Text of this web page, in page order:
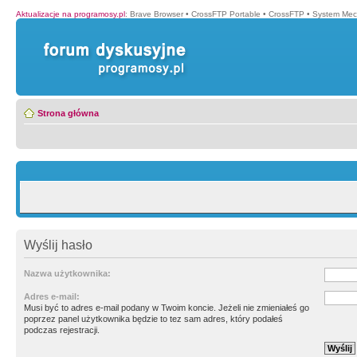
Aktualizacje na programosy.pl: Brave Browser • CrossFTP Portable • CrossFTP • System
Strona główna
Wyślij hasło
Nazwa użytkownika:
Adres e-mail:
Musi być to adres e-mail podany w Twoim koncie. Jeżeli nie zmieniałeś go
poprzez panel użytkownika będzie to tez sam adres, który podałeś
podczas rejestracji.